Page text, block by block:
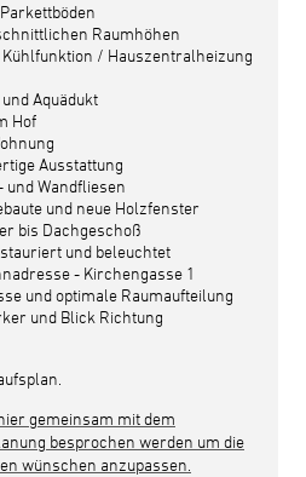
Raumhöhen
/ Hauszentralheizung
Aquädukt
Hof
Ausstattung
und Wandfliesen
und neue Holzfenster
bis Dachgeschoß
und beleuchtet
- Kirchengasse 1
und optimale Raumaufteilung
und Blick Richtung
gemeinsam mit dem
besprochen werden um die
wünschen anzupassen.